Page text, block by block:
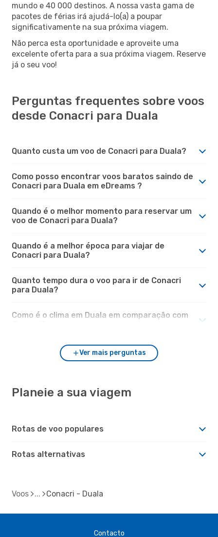
mundo e 40 000 destinos. A nossa vasta gama de
pacotes de férias irá ajudá-lo(a) a poupar
significativamente na sua próxima viagem.
Não perca esta oportunidade e aproveite uma
excelente oferta para a sua próxima viagem. Reserve
já o seu voo!
Perguntas frequentes sobre voos
desde Conacri para Duala
Quanto custa um voo de Conacri para Duala?
Como posso encontrar voos baratos saindo de
Conacri para Duala em eDreams ?
Quando é o melhor momento para reservar um
voo de Conacri para Duala?
Quando é a melhor época para viajar de
Conacri para Duala?
Quanto tempo dura o voo para ir de Conacri
para Duala?
Como é o clima em Duala em comparação com
Ver mais perguntas
Planeie a sua viagem
Rotas de voo populares
Rotas alternativas
Voos Conacri - Duala
Contacto